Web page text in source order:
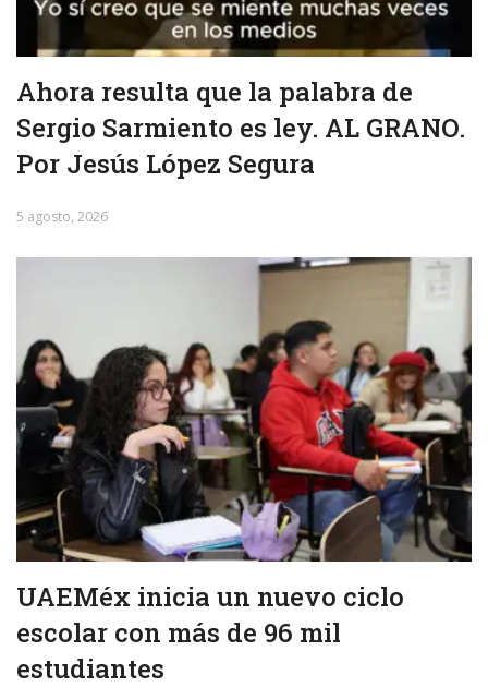
Ahora resulta que la palabra de
Sergio Sarmiento es ley. AL GRANO.
Por Jesús López Segura
5 agosto, 2026
UAEMéx inicia un nuevo ciclo
escolar con más de 96 mil
estudiantes